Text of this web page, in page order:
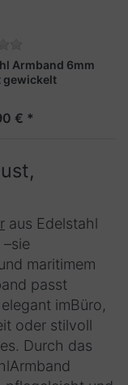
Armband 6mm
gewickelt
€ *
aus Edelstahl
maritimem
passt
imBüro,
oder stilvoll
Durch das